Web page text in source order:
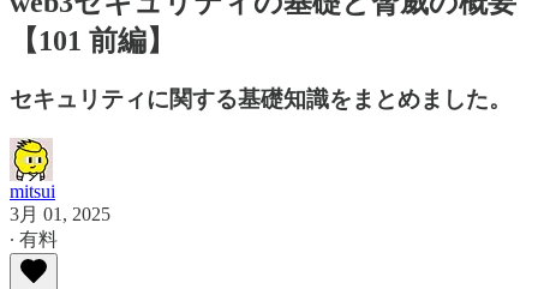
【101 前編】
セキュリティに関する基礎知識をまとめました。
mitsui
3月 01, 2025
∙ 有料